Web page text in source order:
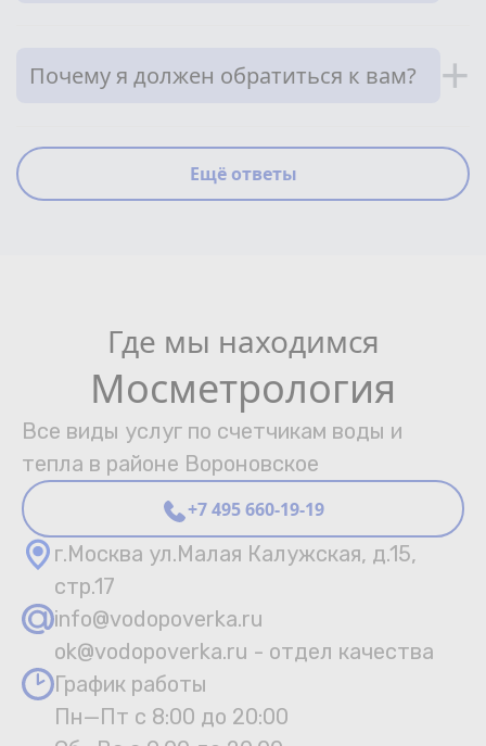
Почему я должен обратиться к вам? +
Ещё ответы
Где мы находимся
Мосметрология
Все виды услуг по счетчикам воды и
тепла в районе Вороновское
+7 495 660-19-19
г.Москва ул.Малая Калужская, д.15,
стр.17
info@vodopoverka.ru
ok@vodopoverka.ru - отдел качества
График работы
Пн—Пт с 8:00 до 20:00